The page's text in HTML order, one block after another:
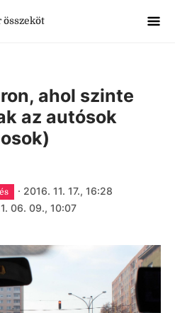
összeköt
ahol szinte
az autósok
· 2016. 11. 17., 16:28
06. 09., 10:07